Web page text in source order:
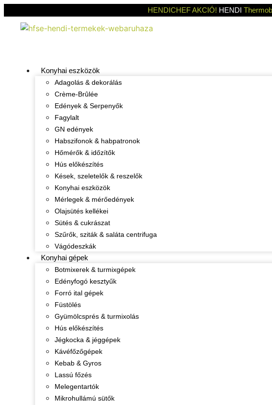
HENDICHEF AKCIÓ! HENDI
Konyhai eszközök
Adagolás & dekorálás
Crème-Brûlée
Edények & Serpenyők
Fagylalt
GN edények
Habszifonok & habpatronok
Hőmérők & időzítők
Hús előkészítés
Kések, szeletelők & reszelők
Konyhai eszközök
Mérlegek & mérőedények
Olajsütés kellékei
Sütés & cukrászat
Szűrők, sziták & saláta centrifuga
Vágódeszkák
Konyhai gépek
Botmixerek & turmixgépek
Edényfogó kesztyűk
Forró ital gépek
Füstölés
Gyümölcsprés & turmixolás
Hús előkészítés
Jégkocka & jéggépek
Kávéfőzőgépek
Kebab & Gyros
Lassú főzés
Melegentartók
Mikrohullámú sütők